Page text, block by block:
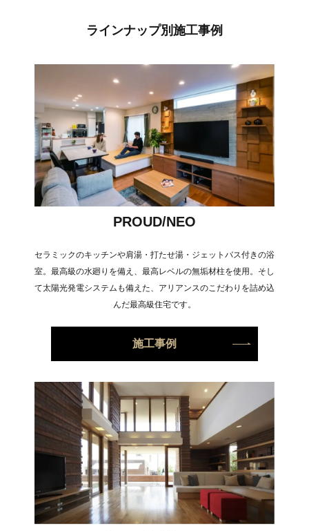
ラインナップ別施工事例
PROUD/NEO
セラミックのキッチンや肩湯・打たせ湯・ジェットバス付きの浴
室。最高級の水廻りを備え、最高レベルの無垢材柱を使用。そし
て太陽光発電システムも備えた、アリアンスのこだわりを詰め込
んだ最高級住宅です。
施工事例